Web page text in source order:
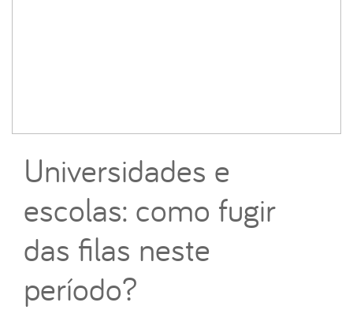
Universidades e
escolas: como fugir
das filas neste
período?